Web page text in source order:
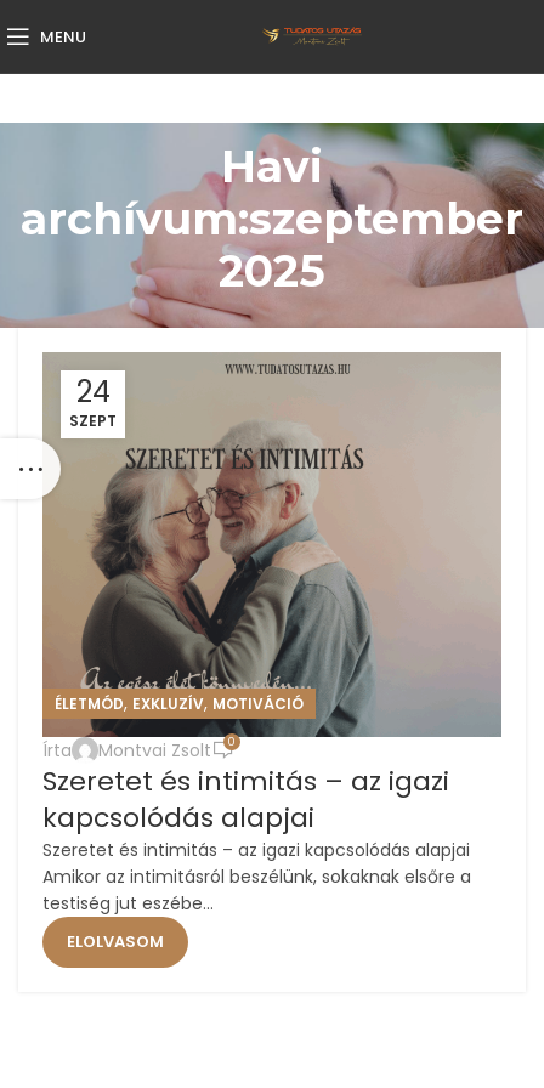
MENU
Havi
archívum:szeptember
2025
24
SZEPT
ÉLETMÓD, EXKLUZÍV, MOTIVÁCIÓ
Írta Montvai Zsolt 0
Szeretet és intimitás – az igazi
kapcsolódás alapjai
Szeretet és intimitás – az igazi kapcsolódás alapjai
Amikor az intimitásról beszélünk, sokaknak elsőre a
testiség jut eszébe...
ELOLVASOM